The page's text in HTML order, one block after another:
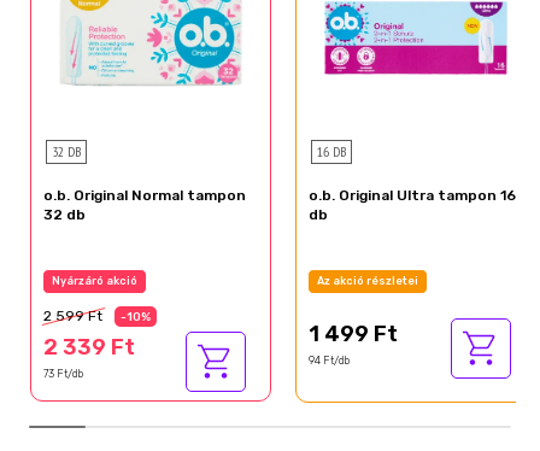
32 DB
o.b. Original Normal tampon
32 db
Nyárzáró akció
2 599 Ft -10%
2 339 Ft
73 Ft/db
16 DB
o.b. Original Ultra tampon 16
db
Az akció részletei
1 499 Ft
94 Ft/db